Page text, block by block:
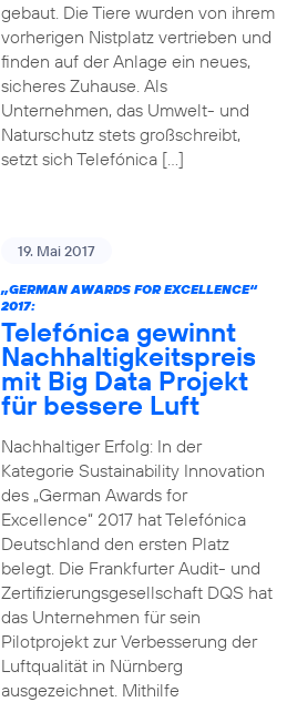
gebaut. Die Tiere wurden von ihrem
vorherigen Nistplatz vertrieben und
finden auf der Anlage ein neues,
sicheres Zuhause. Als
Unternehmen, das Umwelt- und
Naturschutz stets großschreibt,
setzt sich Telefónica […]
19. Mai 2017
„GERMAN AWARDS FOR EXCELLENCE“
2017:
Telefónica gewinnt
Nachhaltigkeitspreis
mit Big Data Projekt
für bessere Luft
Nachhaltiger Erfolg: In der
Kategorie Sustainability Innovation
des „German Awards for
Excellence“ 2017 hat Telefónica
Deutschland den ersten Platz
belegt. Die Frankfurter Audit- und
Zertifizierungsgesellschaft DQS hat
das Unternehmen für sein
Pilotprojekt zur Verbesserung der
Luftqualität in Nürnberg
ausgezeichnet. Mithilfe